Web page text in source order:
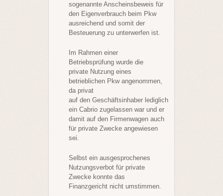
sogenannte Anscheinsbeweis für
den Eigenverbrauch beim Pkw
ausreichend und somit der
Besteuerung zu unterwerfen ist.
Im Rahmen einer
Betriebsprüfung wurde die
private Nutzung eines
betrieblichen Pkw angenommen,
da privat
auf den Geschäftsinhaber lediglich
ein Cabrio zugelassen war und er
damit auf den Firmenwagen auch
für private Zwecke angewiesen
sei.
Selbst ein ausgesprochenes
Nutzungsverbot für private
Zwecke konnte das
Finanzgericht nicht umstimmen.